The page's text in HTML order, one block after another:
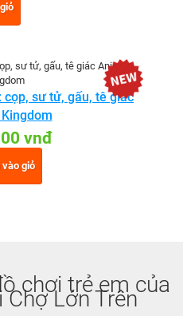
sư tử, gấu, tê giác
vnđ
vào giỏ
chơi trẻ em của
Lớn Trên